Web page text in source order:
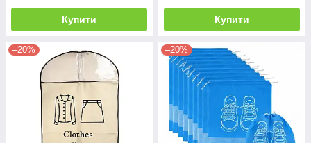
Купити Купити
–20% –20%